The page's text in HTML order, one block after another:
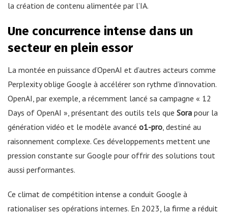
la création de contenu alimentée par l’IA.
Une concurrence intense dans un
secteur en plein essor
La montée en puissance d’OpenAI et d’autres acteurs comme
Perplexity oblige Google à accélérer son rythme d’innovation.
OpenAI, par exemple, a récemment lancé sa campagne « 12
Days of OpenAI », présentant des outils tels que Sora pour la
génération vidéo et le modèle avancé o1-pro, destiné au
raisonnement complexe. Ces développements mettent une
pression constante sur Google pour offrir des solutions tout
aussi performantes.
Ce climat de compétition intense a conduit Google à
rationaliser ses opérations internes. En 2023, la firme a réduit